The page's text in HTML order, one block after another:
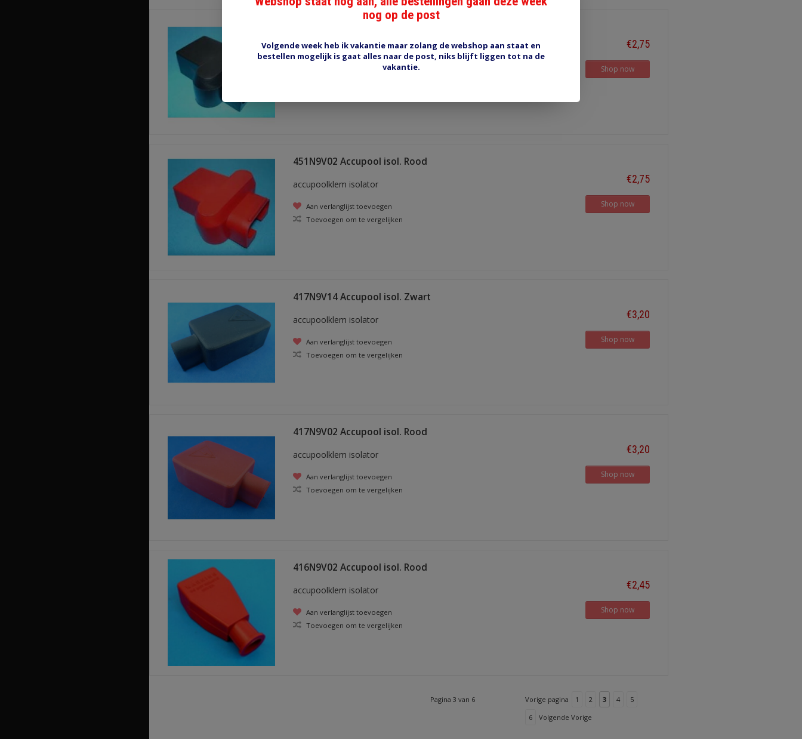
accupoolklem isolator
Aan verlanglijst toevoegen
€2,75
Shop now
451N9V02 Accupool isol. Rood
accupoolklem isolator
Aan verlanglijst toevoegen
Toevoegen om te vergelijken
€2,75
Shop now
417N9V14 Accupool isol. Zwart
accupoolklem isolator
Aan verlanglijst toevoegen
Toevoegen om te vergelijken
€3,20
Shop now
417N9V02 Accupool isol. Rood
accupoolklem isolator
Aan verlanglijst toevoegen
Toevoegen om te vergelijken
€3,20
Shop now
416N9V02 Accupool isol. Rood
accupoolklem isolator
Aan verlanglijst toevoegen
Toevoegen om te vergelijken
€2,45
Shop now
Pagina 3 van 6 Vorige pagina 1 2 3 4
5
6
Volgende Vorige
nog op de post
Volgende week heb ik vakantie maar zolang de webshop aan staat en
bestellen mogelijk is gaat alles naar de post, niks blijft liggen tot na de
vakantie.